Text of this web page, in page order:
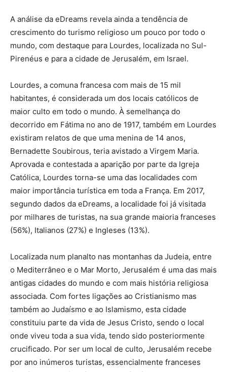
A análise da eDreams revela ainda a tendência de
crescimento do turismo religioso um pouco por todo o
mundo, com destaque para Lourdes, localizada no Sul-
Pirenéus e para a cidade de Jerusalém, em Israel.
Lourdes, a comuna francesa com mais de 15 mil
habitantes, é considerada um dos locais católicos de
maior culto em todo o mundo. À semelhança do
decorrido em Fátima no ano de 1917, também em Lourdes
existiram relatos de que uma menina de 14 anos,
Bernadette Soubirous, teria avistado a Virgem Maria.
Aprovada e contestada a aparição por parte da Igreja
Católica, Lourdes torna-se uma das localidades com
maior importância turística em toda a França. Em 2017,
segundo dados da eDreams, a localidade foi já visitada
por milhares de turistas, na sua grande maioria franceses
(56%), Italianos (27%) e Ingleses (13%).
Localizada num planalto nas montanhas da Judeia, entre
o Mediterrâneo e o Mar Morto, Jerusalém é uma das mais
antigas cidades do mundo e com mais história religiosa
associada. Com fortes ligações ao Cristianismo mas
também ao Judaísmo e ao Islamismo, esta cidade
constituiu parte da vida de Jesus Cristo, sendo o local
onde viveu toda a sua vida, tendo sido posteriormente
crucificado. Por ser um local de culto, Jerusalém recebe
por ano inúmeros turistas, essencialmente franceses